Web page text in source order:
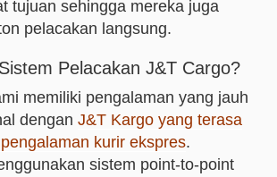
tujuan sehingga mereka juga
pelacakan langsung.
Pelacakan J&T Cargo?
memiliki pengalaman yang jauh
dengan J&T Kargo yang terasa
kurir ekspres.
sistem point-to-point